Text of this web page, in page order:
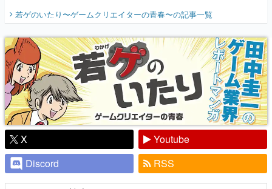
『少年ジャンプ』色だった【若ゲのいた
り】
若ゲのいたり〜ゲームクリエイターの青春〜の記事一覧
X
Youtube
Discord
RSS